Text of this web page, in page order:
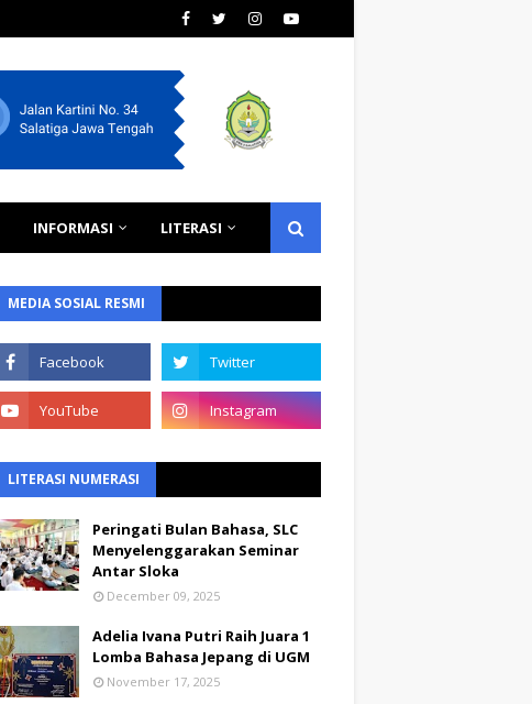
INFORMASI LITERASI
MEDIA SOSIAL RESMI
LITERASI NUMERASI
Peringati Bulan Bahasa, SLC
Menyelenggarakan Seminar
Antar Sloka
December 09, 2025
Adelia Ivana Putri Raih Juara 1
Lomba Bahasa Jepang di UGM
November 17, 2025